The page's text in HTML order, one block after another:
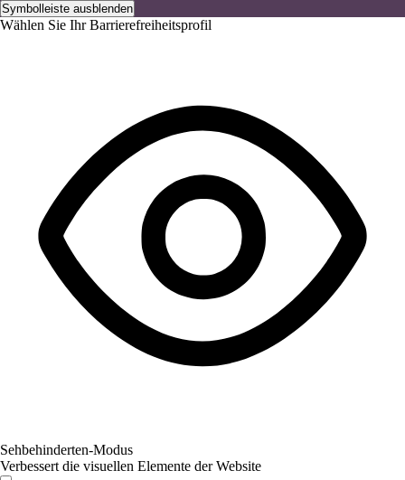
Symbolleiste ausblenden
Wählen Sie Ihr Barrierefreiheitsprofil
Sehbehinderten-Modus
Verbessert die visuellen Elemente der Website